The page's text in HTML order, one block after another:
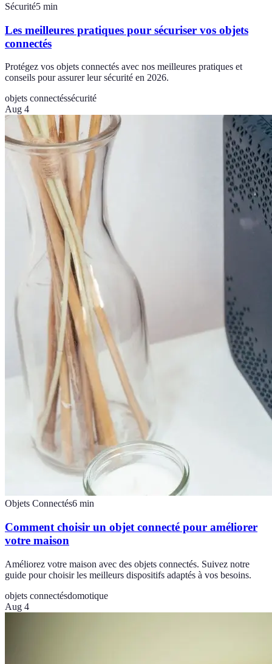
Sécurité5 min
Les meilleures pratiques pour sécuriser vos objets
connectés
Protégez vos objets connectés avec nos meilleures pratiques et
conseils pour assurer leur sécurité en 2026.
objets connectéssécurité
Aug 4
Objets Connectés6 min
Comment choisir un objet connecté pour améliorer
votre maison
Améliorez votre maison avec des objets connectés. Suivez notre
guide pour choisir les meilleurs dispositifs adaptés à vos besoins.
objets connectésdomotique
Aug 4